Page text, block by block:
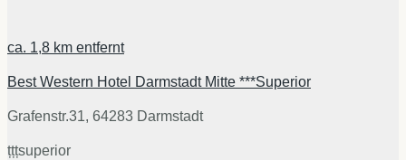
ca. 1,8 km entfernt
Best Western Hotel Darmstadt Mitte ***Superior
Grafenstr.31, 64283 Darmstadt
țțțsuperior